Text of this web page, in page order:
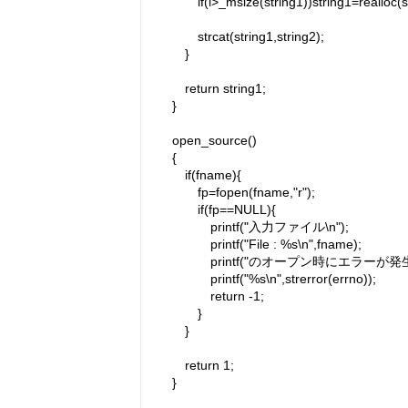
strcat(string1,string2);
}
return string1;
}
open_source()
{
if(fname){
fp=fopen(fname,"r");
if(fp==NULL){
printf("入力ファイル\n");
printf("File : %s\n",fname);
printf("のオープン時にエラーが発生
printf("%s\n",strerror(errno));
return -1;
}
}
return 1;
}